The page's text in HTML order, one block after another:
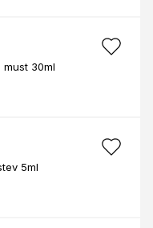
must 30ml
5ml